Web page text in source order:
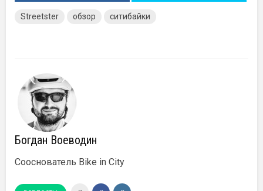
Streetster обзор ситибайки
Богдан Воеводин
Сооснователь Bike in City